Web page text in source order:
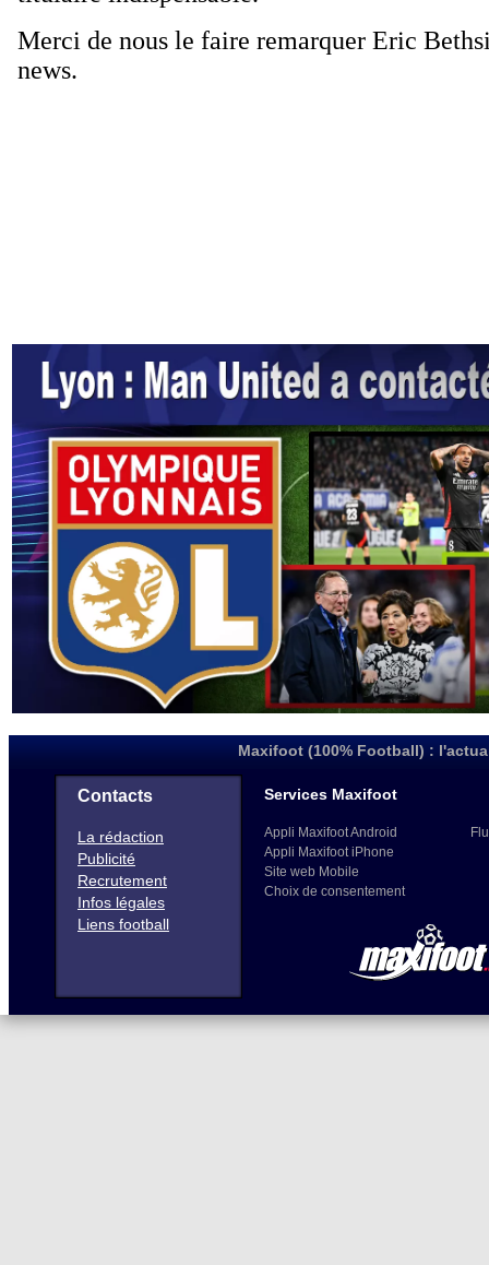
Maxifoot (100% Football) :
Contacts
La rédaction
Publicité
Recrutement
Infos légales
Liens football
Services Maxifoot
Appli Maxifoot Android
Appli Maxifoot iPhone
Site web Mobile
Choix de consentement